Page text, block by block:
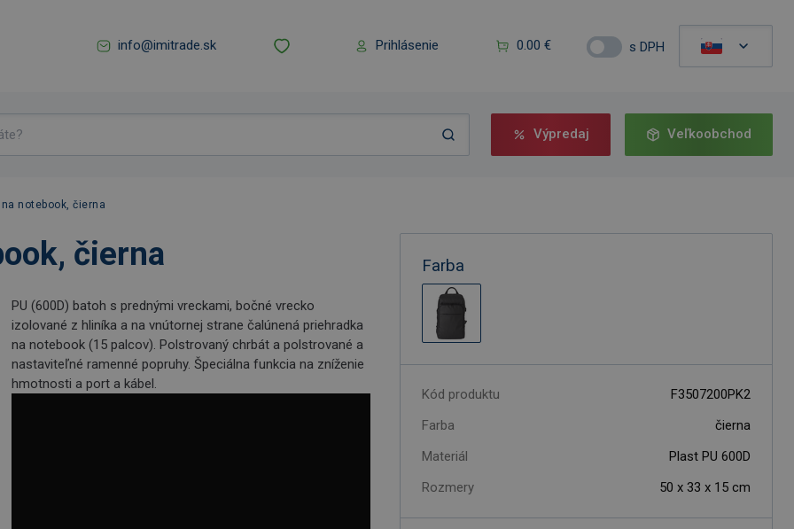
info@imitrade.sk Prihlásenie 0.00 € s DPH
Výpredaj Veľkoobchod
notebook, čierna
čierna
PU (600D) batoh s prednými vreckami, bočné vrecko
izolované z hliníka a na vnútornej strane čalúnená priehradka
na notebook (15 palcov). Polstrovaný chrbát a polstrované a
nastaviteľné ramenné popruhy. Špeciálna funkcia na zníženie
hmotnosti a port a kábel.
Farba
Kód produktu
F3507200PK2
Farba
čierna
Materiál
Plast PU 600D
Rozmery
50 x 33 x 15 cm